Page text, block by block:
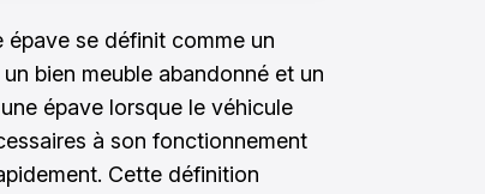
épave se définit comme un
bien meuble abandonné et un
épave lorsque le véhicule
à son fonctionnement
Cette définition